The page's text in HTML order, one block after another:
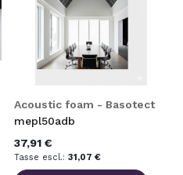
alla
lista
desideri
Acoustic foam - Basotect
mepl50adb
37,91 €
31,07 €